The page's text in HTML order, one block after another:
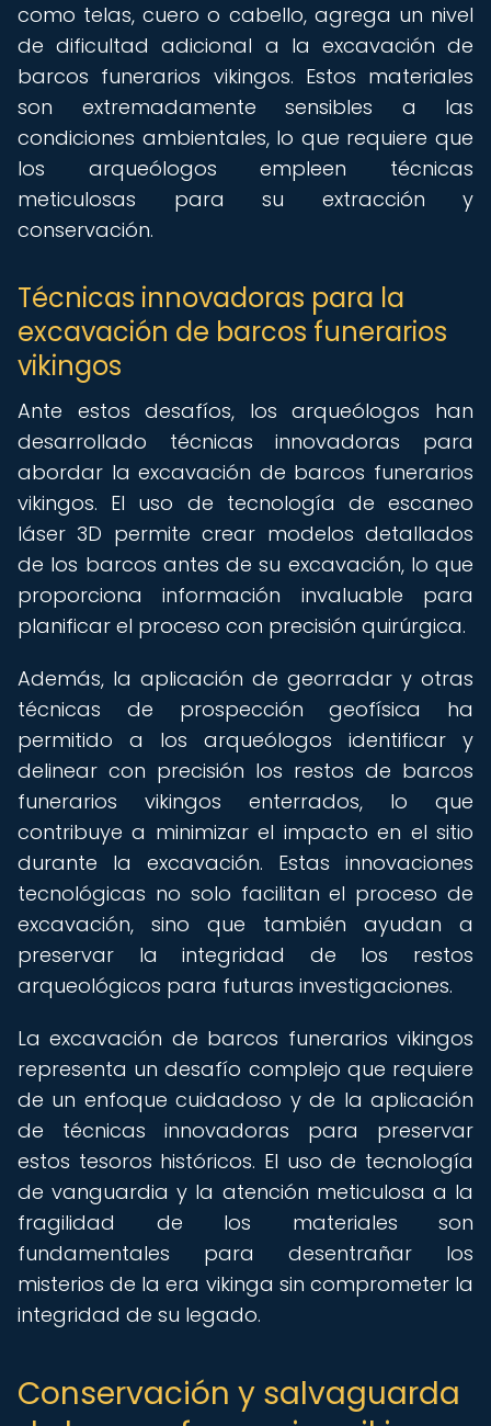
como telas, cuero o cabello, agrega un nivel
de dificultad adicional a la excavación de
barcos funerarios vikingos. Estos materiales
son extremadamente sensibles a las
condiciones ambientales, lo que requiere que
los arqueólogos empleen técnicas
meticulosas para su extracción y
conservación.
Técnicas innovadoras para la
excavación de barcos funerarios
vikingos
Ante estos desafíos, los arqueólogos han
desarrollado técnicas innovadoras para
abordar la excavación de barcos funerarios
vikingos. El uso de tecnología de escaneo
láser 3D permite crear modelos detallados
de los barcos antes de su excavación, lo que
proporciona información invaluable para
planificar el proceso con precisión quirúrgica.
Además, la aplicación de georradar y otras
técnicas de prospección geofísica ha
permitido a los arqueólogos identificar y
delinear con precisión los restos de barcos
funerarios vikingos enterrados, lo que
contribuye a minimizar el impacto en el sitio
durante la excavación. Estas innovaciones
tecnológicas no solo facilitan el proceso de
excavación, sino que también ayudan a
preservar la integridad de los restos
arqueológicos para futuras investigaciones.
La excavación de barcos funerarios vikingos
representa un desafío complejo que requiere
de un enfoque cuidadoso y de la aplicación
de técnicas innovadoras para preservar
estos tesoros históricos. El uso de tecnología
de vanguardia y la atención meticulosa a la
fragilidad de los materiales son
fundamentales para desentrañar los
misterios de la era vikinga sin comprometer la
integridad de su legado.
Conservación y salvaguarda